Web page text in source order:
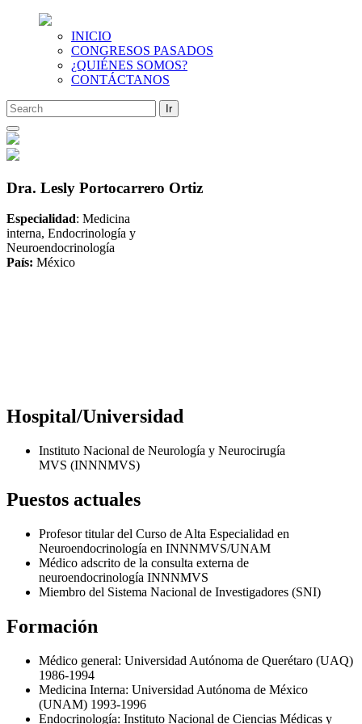
INICIO
CONGRESOS PASADOS
¿QUIÉNES SOMOS?
CONTÁCTANOS
Saltar
al
contenido
Dra. Lesly Portocarrero Ortiz
Especialidad: Medicina
interna, Endocrinología y
Neuroendocrinología
País: México
Hospital/Universidad
Instituto Nacional de Neurología y Neurocirugía
MVS (INNNMVS)
Puestos actuales
Profesor titular del Curso de Alta Especialidad en
Neuroendocrinología en INNNMVS/UNAM
Médico adscrito de la consulta externa de
neuroendocrinología INNNMVS
Miembro del Sistema Nacional de Investigadores (SNI)
Formación
Médico general: Universidad Autónoma de Querétaro (UAQ)
1986-1994
Medicina Interna: Universidad Autónoma de México
(UNAM) 1993-1996
Endocrinología: Instituto Nacional de Ciencias Médicas y